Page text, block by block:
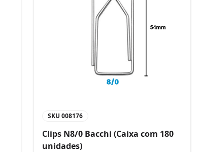
SKU 008176
Clips N8/0 Bacchi (Caixa com 180
unidades)